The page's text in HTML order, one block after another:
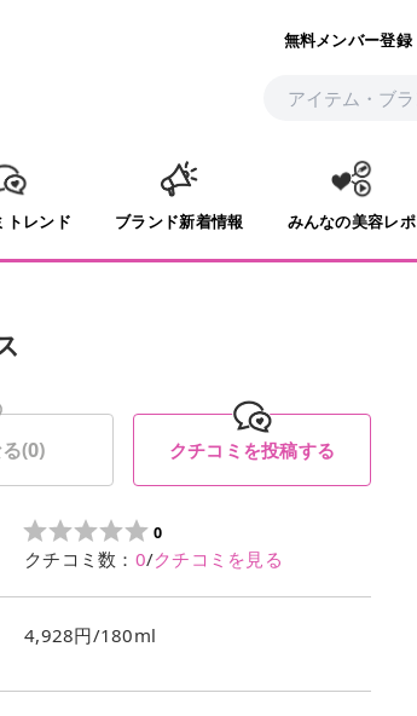
無料メンバー登録
トレンド ブランド新着情報 みんなの美容レポ
(0) クチコミを投稿する
0
クチコミ数： 0/クチコミを見る
4,928円/180ml